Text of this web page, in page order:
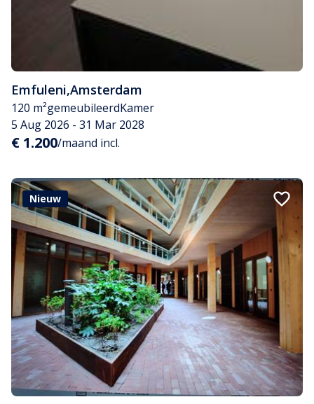
Emfuleni,Amsterdam
120 m²gemeubileerdKamer
5 Aug 2026 - 31 Mar 2028
€ 1.200/maand incl.
Nieuw